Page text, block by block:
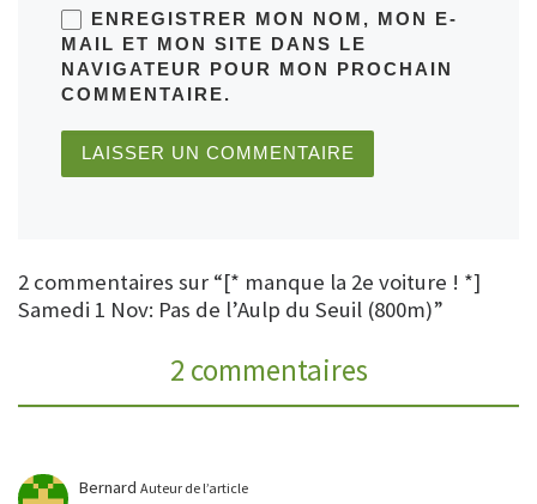
ENREGISTRER MON NOM, MON E-
MAIL ET MON SITE DANS LE
NAVIGATEUR POUR MON PROCHAIN
COMMENTAIRE.
2 commentaires sur “[* manque la 2e voiture ! *]
Samedi 1 Nov: Pas de l’Aulp du Seuil (800m)”
2 commentaires
BernardAuteur de l’article